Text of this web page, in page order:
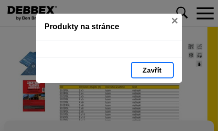
Produkty na stránce ×
Zavřít